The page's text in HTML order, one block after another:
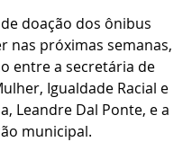
doação dos ônibus
nas próximas semanas,
entre a secretária de
Igualdade Racial e
Leandre Dal Ponte, e a
municipal.